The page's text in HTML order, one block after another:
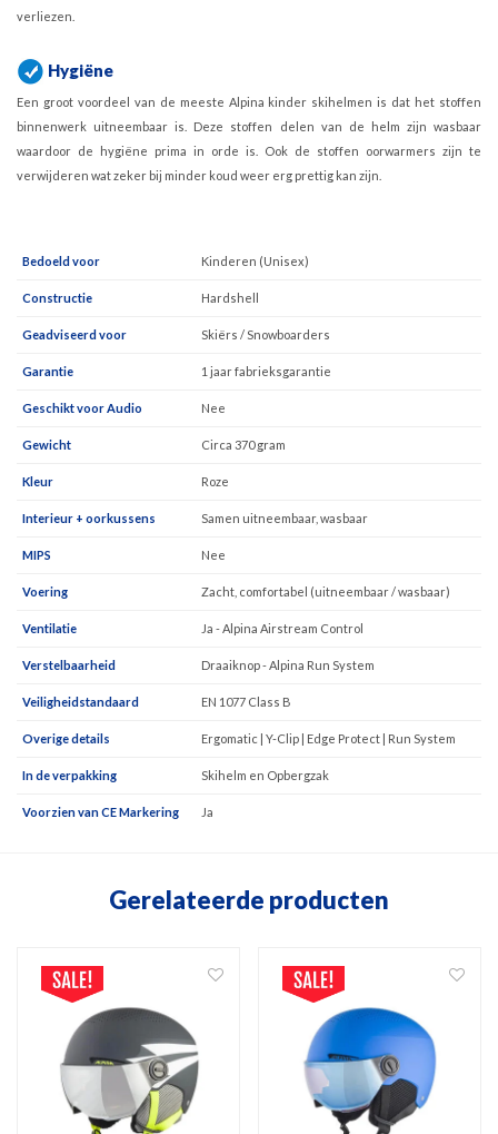
verliezen.
Hygiëne
Een groot voordeel van de meeste Alpina kinder skihelmen is dat het stoffen
binnenwerk uitneembaar is. Deze stoffen delen van de helm zijn wasbaar
waardoor de hygiëne prima in orde is. Ook de stoffen oorwarmers zijn te
verwijderen wat zeker bij minder koud weer erg prettig kan zijn.
Bedoeld voor Kinderen (Unisex)
Constructie Hardshell
Geadviseerd voor Skiërs / Snowboarders
Garantie 1 jaar fabrieksgarantie
Geschikt voor Audio Nee
Gewicht Circa 370 gram
Kleur Roze
Interieur + oorkussens Samen uitneembaar, wasbaar
MIPS Nee
Voering Zacht, comfortabel (uitneembaar / wasbaar)
Ventilatie Ja - Alpina Airstream Control
Verstelbaarheid Draaiknop - Alpina Run System
Veiligheidstandaard EN 1077 Class B
Overige details Ergomatic | Y-Clip | Edge Protect | Run System
In de verpakking Skihelm en Opbergzak
Voorzien van CE Markering Ja
Gerelateerde producten